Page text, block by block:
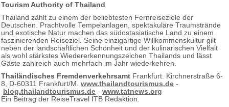
Tourism Authority of Thailand
Thailand zählt zu einem der beliebtesten Fernreiseziele der
Deutschen. Prachtvolle Tempelanlagen, spektakuläre Traumstrände
und exotische Natur machen das südostasiatische Land zu einem
faszinierenden Reiseziel. Seine einzigartige Willkommenskultur gilt
neben der landschaftlichen Schönheit und der kulinarischen Vielfalt
als wohl stärkstes Wiedererkennungszeichen Thailands und lässt
Gäste zahlreich auch mehrfach im Jahr wiederkehren.
Thailändisches Fremdenverkehrsamt Frankfurt. Kirchnerstraße 6-
8, D-60311 Frankfurt/M. www.thailandtourismus.de -
blog.thailandtourismus.de - www.tatnews.org
Ein Beitrag der ReiseTravel ITB Redaktion.